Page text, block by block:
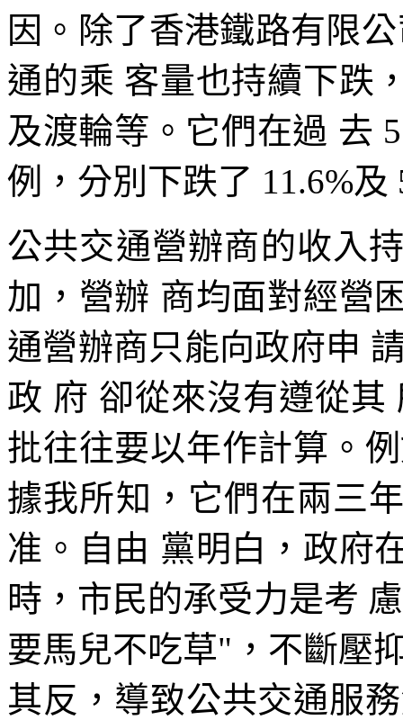
因。除了香港鐵路有限
通的乘 客量也持續下跌
及渡輪等。它們在過 去
例，分別下跌了 11.6%及
公共交通營辦商的收入
加，營辦 商均面對經營
通營辦商只能向政府申
政 府 卻從來沒有遵從
批往往要以年作計算。
據我所知，它們在兩三
准。自由 黨明白，政府
時，市民的承受力是考
要馬兒不吃草"，不斷壓
其反，導致公共交通服